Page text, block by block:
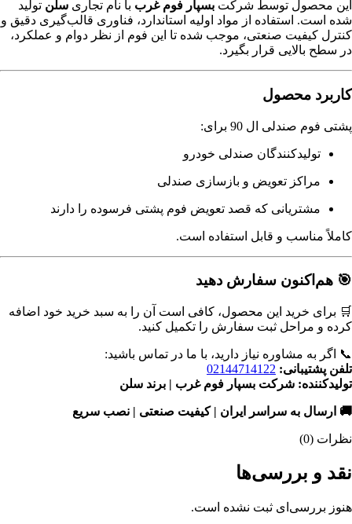
این محصول توسط شرکت بسپار فوم غرب با نام تجاری سلن تولید
شده است. استفاده از مواد اولیه استاندارد، فناوری قالب‌گیری دقیق و
کنترل کیفیت صنعتی، موجب شده تا این فوم از نظر دوام و عملکرد،
در سطح بالایی قرار بگیرد.
کاربرد محصول
پشتی فوم صندلی ال 90 برای:
تولیدکنندگان صندلی خودرو
مراکز تعویض و بازسازی صندلی
مشتریانی که قصد تعویض فوم پشتی فرسوده را دارند
کاملاً مناسب و قابل استفاده است.
🎯 هم‌اکنون سفارش دهید
🛒 برای خرید این محصول، کافی است آن را به سبد خرید خود اضافه
کرده و مراحل ثبت سفارش را تکمیل کنید.
📞 اگر به مشاوره نیاز دارید، با ما در تماس باشید:
تلفن پشتیبانی: 02144714122
تولیدکننده: شرکت بسپار فوم غرب | برند سلن
🚚 ارسال به سراسر ایران | کیفیت صنعتی | نصب سریع
نظرات (0)
نقد و بررسی‌ها
هنوز بررسی‌ای ثبت نشده است.